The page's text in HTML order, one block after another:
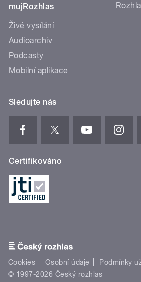
mujRozhlas
Živé vysílání
Audioarchiv
Podcasty
Mobilní aplikace
Sledujte nás
Certifikováno
Cookies Osobní údaje Podmínky
© 1997-2026 Český rozhlas